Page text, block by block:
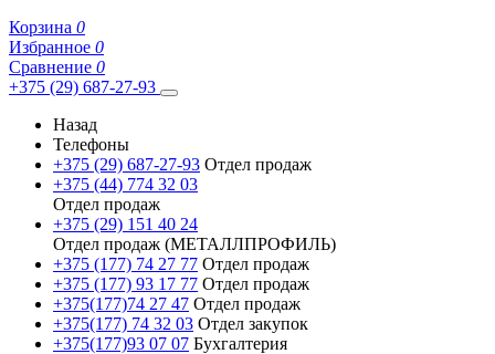
Корзина 0
Избранное 0
Сравнение 0
+375 (29) 687-27-93
Назад
Телефоны
+375 (29) 687-27-93 Отдел продаж
+375 (44) 774 32 03
Отдел продаж
+375 (29) 151 40 24
Отдел продаж (МЕТАЛЛПРОФИЛЬ)
+375 (177) 74 27 77 Отдел продаж
+375 (177) 93 17 77 Отдел продаж
+375(177)74 27 47 Отдел продаж
+375(177) 74 32 03 Отдел закупок
+375(177)93 07 07 Бухгалтерия